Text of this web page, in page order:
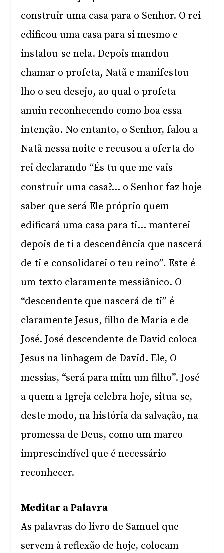
construir uma casa para o Senhor. O rei
edificou uma casa para si mesmo e
instalou-se nela. Depois mandou
chamar o profeta, Natã e manifestou-
lho o seu desejo, ao qual o profeta
anuiu reconhecendo como boa essa
intenção. No entanto, o Senhor, falou a
Natã nessa noite e recusou a oferta do
rei declarando “És tu que me vais
construir uma casa?… o Senhor faz hoje
saber que será Ele próprio quem
edificará uma casa para ti… manterei
depois de ti a descendência que nascerá
de ti e consolidarei o teu reino”. Este é
um texto claramente messiânico. O
“descendente que nascerá de ti” é
claramente Jesus, filho de Maria e de
José. José descendente de David coloca
Jesus na linhagem de David. Ele, O
messias, “será para mim um filho”. José
a quem a Igreja celebra hoje, situa-se,
deste modo, na história da salvação, na
promessa de Deus, como um marco
imprescindível que é necessário
reconhecer.
Meditar a Palavra
As palavras do livro de Samuel que
servem à reflexão de hoje, colocam